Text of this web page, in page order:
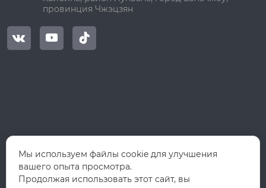
провинция Чжэцзян
  
Мы используем файлы cookie для улучшения
вашего опыта просмотра.
Продолжая использовать этот сайт, вы